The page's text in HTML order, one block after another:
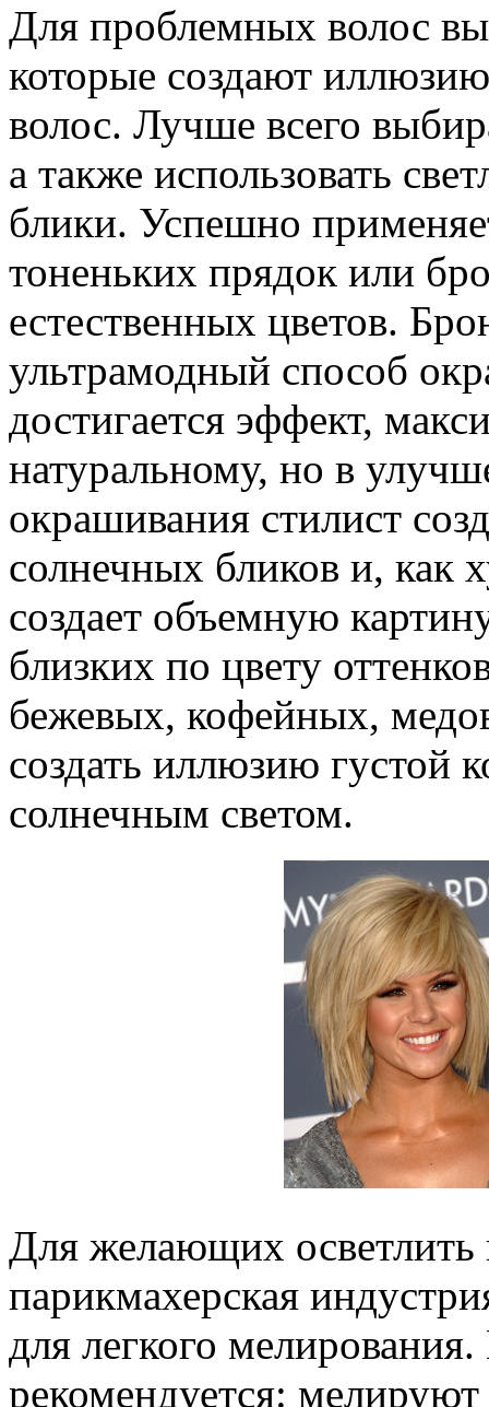
Для проблемных волос
которые создают
волос. Лучше всего
а также использовать
блики. Успешно
тоненьких прядок или
естественных цветов.
ультрамодный способ
достигается эффект,
натуральному, но в
окрашивания стилист
солнечных бликов и, как
создает объемную
близких по цвету
бежевых, кофейных,
создать иллюзию густой
солнечным светом.
Для желающих осветлить
парикмахерская
для легкого
рекомендуется: